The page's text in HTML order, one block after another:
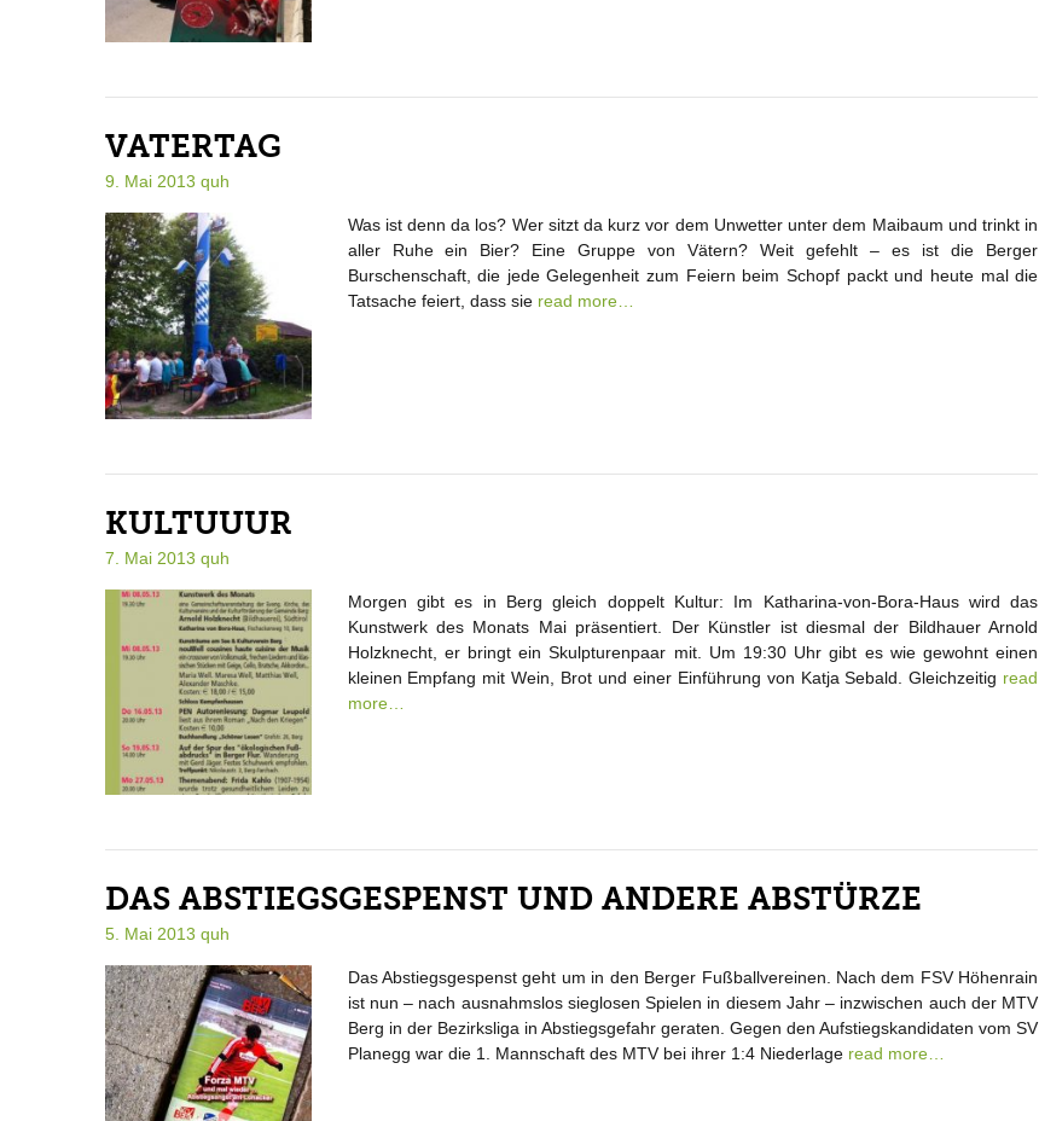
VATERTAG
9. Mai 2013 quh
Was ist denn da los? Wer sitzt da kurz vor dem Unwetter unter dem Maibaum und trinkt in
aller Ruhe ein Bier? Eine Gruppe von Vätern? Weit gefehlt – es ist die Berger
Burschenschaft, die jede Gelegenheit zum Feiern beim Schopf packt und heute mal die
Tatsache feiert, dass sie read more…
KULTUUUR
7. Mai 2013 quh
Morgen gibt es in Berg gleich doppelt Kultur: Im Katharina-von-Bora-Haus wird das
Kunstwerk des Monats Mai präsentiert. Der Künstler ist diesmal der Bildhauer Arnold
Holzknecht, er bringt ein Skulpturenpaar mit. Um 19:30 Uhr gibt es wie gewohnt einen
kleinen Empfang mit Wein, Brot und einer Einführung von Katja Sebald. Gleichzeitig read
more…
DAS ABSTIEGSGESPENST UND ANDERE ABSTÜRZE
5. Mai 2013 quh
Das Abstiegsgespenst geht um in den Berger Fußballvereinen. Nach dem FSV Höhenrain
ist nun – nach ausnahmslos sieglosen Spielen in diesem Jahr – inzwischen auch der MTV
Berg in der Bezirksliga in Abstiegsgefahr geraten. Gegen den Aufstiegskandidaten vom SV
Planegg war die 1. Mannschaft des MTV bei ihrer 1:4 Niederlage read more…